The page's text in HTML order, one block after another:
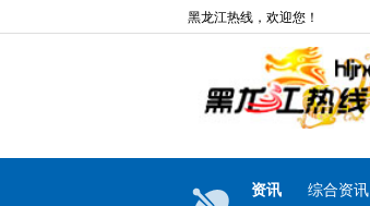
黑龙江热线，欢迎您！
资讯 综合资讯